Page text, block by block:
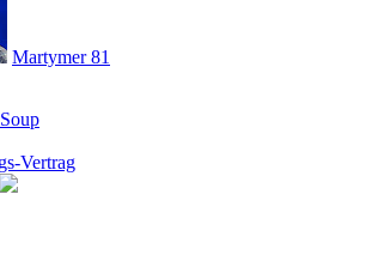
Martymer 81
Vertrag